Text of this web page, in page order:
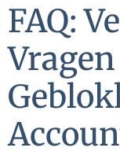
FAQ: